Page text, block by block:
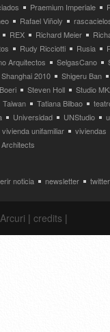
Praemium Imperiale
Rafael Viñoly
REX Richard Meier
Rudy Ricciotti Rusia
Arquitectos SelgasCano
Shanghai 2010
Shigeru Ban
Steven Holl
Studio
Taiwan Tatiana Bilbao
Universidad UNStudio
vivienda unifamiliar
viviendas
noticia newsletter twitter
| credits |